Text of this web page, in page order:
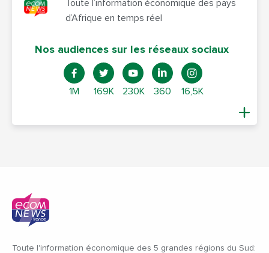
Toute l’information économique des pays
d’Afrique en temps réel
Nos audiences sur les réseaux sociaux
1M 169K 230K 360 16,5K
Toute l'information économique des 5 grandes régions du Sud: